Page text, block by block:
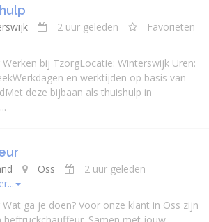
2 uur geleden
Favorieten
bij TzorgLocatie: Winterswijk Uren:
en werktijden op basis van
deze bijbaan als thuishulp in
Oss
2 uur geleden
ga je doen? Voor onze klant in Oss zijn